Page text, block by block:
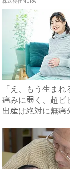
方...
「え、もう生まれ
痛みに弱く、超ビ
出産は絶対に無痛